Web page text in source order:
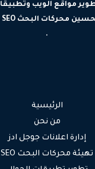
مواقع الويب
.
الرئيسية
من نحن
إدارة اعلانات جوجل ادز
تهيئة محركات البحث SEO